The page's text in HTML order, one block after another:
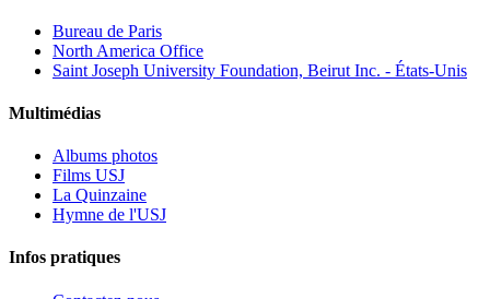
Bureau de Paris
North America Office
Saint Joseph University Foundation, Beirut Inc. - États-Unis
Multimédias
Albums photos
Films USJ
La Quinzaine
Hymne de l'USJ
Infos pratiques